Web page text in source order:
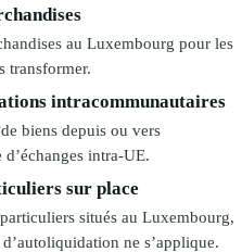
au Luxembourg pour les
transformer.
intracommunautaires
biens depuis ou vers
intra-UE.
sur place
situés au Luxembourg,
ne s’applique.